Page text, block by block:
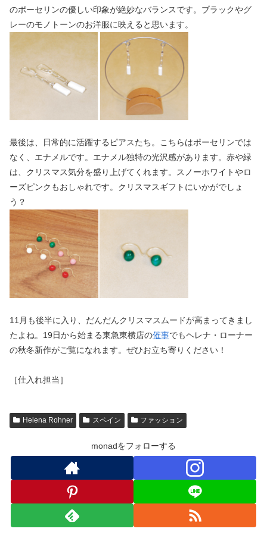
のポーセリンの優しい印象が絶妙なバランスです。ブラックやグ
レーのモノトーンのお洋服に映えると思います。
最後は、日常的に活躍するピアスたち。こちらはポーセリンでは
なく、エナメルです。エナメル独特の光沢感があります。赤や緑
は、クリスマス気分を盛り上げてくれます。スノーホワイトやロ
ーズピンクもおしゃれです。クリスマスギフトにいかがでしょ
う？
11月も後半に入り、だんだんクリスマスムードが高まってきまし
たよね。19日から始まる東急東横店の催事でもヘレナ・ローナー
の秋冬新作がご覧になれます。ぜひお立ち寄りください！
［仕入れ担当］
Helena Rohner スペイン ファッション
monadをフォローする